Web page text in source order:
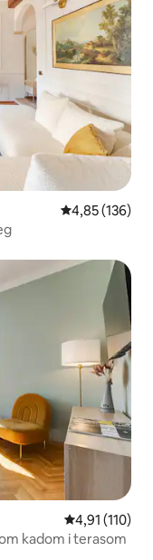
Prosječna
4,85 (136)
Prosječna
4,91 (110)
kadom i terasom